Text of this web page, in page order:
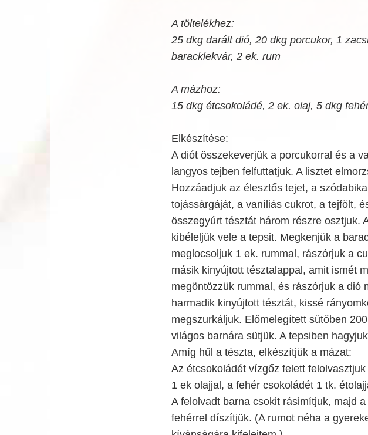
A töltelékhez:
25 dkg darált dió, 20 dkg porcukor, 1
baracklekvár, 2 ek. rum
A mázhoz:
15 dkg étcsokoládé, 2 ek. olaj, 5 dkg
Elkészítése:
A diót összekeverjük a porcukorral és a
langyos tejben felfuttatjuk. A lisztet
Hozzáadjuk az élesztős tejet, a
tojássárgáját, a vaníliás cukrot, a tejfölt,
összegyúrt tésztát három részre osztjuk.
kibéleljük vele a tepsit. Megkenjük a
meglocsoljuk 1 ek. rummal, rászórjuk a
másik kinyújtott tésztalappal, amit ismét
megöntözzük rummal, és rászórjuk a dió
harmadik kinyújtott tésztát, kissé
megszurkáljuk. Előmelegített sütőben
világos barnára sütjük. A tepsiben
Amíg hűl a tészta, elkészítjük a mázat:
Az étcsokoládét vízgőz felett felolvasztjuk
1 ek olajjal, a fehér csokoládét 1 tk.
A felolvadt barna csokit rásimítjuk, majd a
fehérrel díszítjük. (A rumot néha a